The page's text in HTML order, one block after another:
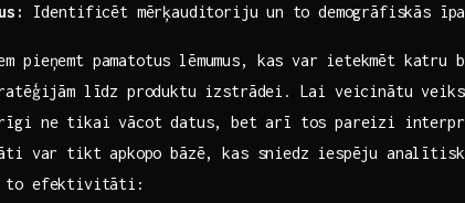
Identificēt ​mērķauditoriju⁣ un⁢ to demogrāfiskās
pieņemt pamatotus ‍lēmumus, kas var ⁢ietekmēt katru
līdz produktu izstrādei. ⁢Lai veicinātu
ne tikai​ vācot‌ datus, ⁣bet arī tos pareizi‌
var tikt apkopo​ bāzē,​ kas sniedz ⁢iespēju
to efektivitāti: